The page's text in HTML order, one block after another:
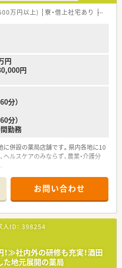
万円以上) 寮・借上社宅あり 教育制
円
円
分）
分）
勤務
に併設の薬局店舗です。県内各地に10
ルスケアのみならず、農業・介護分
ことを目指しています。
お問い合わせ
ID： 398254
≫社内外の研修も充実！酒田
た地元展開の薬局